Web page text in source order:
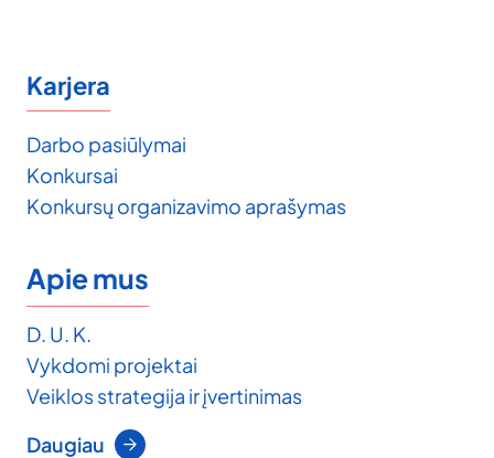
Karjera
Darbo pasiūlymai
Konkursai
Konkursų organizavimo aprašymas
Apie mus
D. U. K.
Vykdomi projektai
Veiklos strategija ir įvertinimas
Daugiau